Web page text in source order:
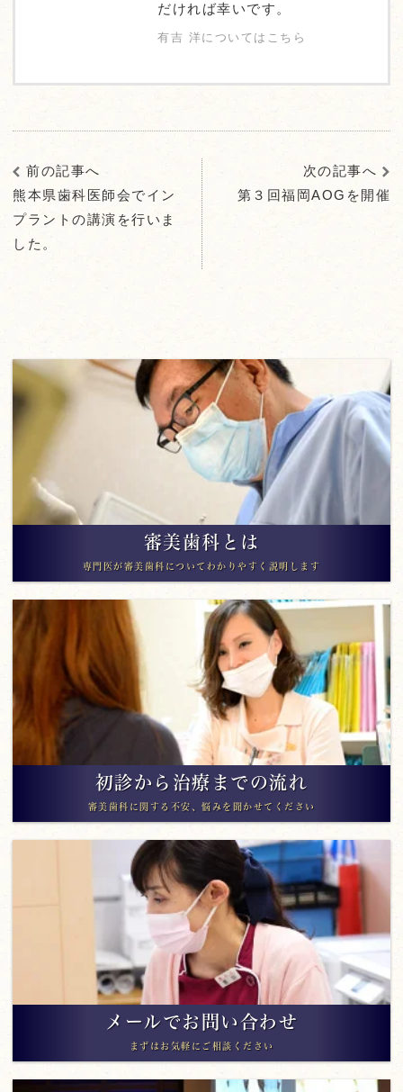
だければ幸いです。
有吉 洋についてはこちら
前の記事へ
熊本県歯科医師会でイン
プラントの講演を行いま
した。
次の記事へ
第３回福岡AOGを開催
審美歯科とは
専門医が審美歯科についてわかりやすく説明します
初診から治療までの流れ
審美歯科に関する不安、悩みを聞かせてください
メールでお問い合わせ
まずはお気軽にご相談ください